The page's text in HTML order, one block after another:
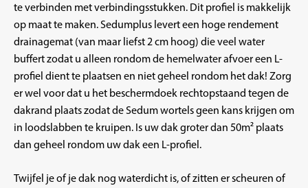
te verbinden met verbindingsstukken. Dit profiel is makkelijk
op maat te maken. Sedumplus levert een hoge rendement
drainagemat (van maar liefst 2 cm hoog) die veel water
buffert zodat u alleen rondom de hemelwater afvoer een L-
profiel dient te plaatsen en niet geheel rondom het dak! Zorg
er wel voor dat u het beschermdoek rechtopstaand tegen de
dakrand plaats zodat de Sedum wortels geen kans krijgen om
in loodslabben te kruipen. Is uw dak groter dan 50m² plaats
dan geheel rondom uw dak een L-profiel.
Twijfel je of je dak nog waterdicht is, of zitten er scheuren of